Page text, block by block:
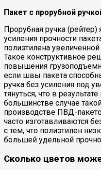
Пакет с прорубной
Прорубная ручка
усиления прочности
полиэтилена
Такое конструктивное
повышения
если швы пакета
ручка без усиления под
тянуться, что в
большинстве случае
производстве ПВД-
часто изготавливаются
с тем, что полиэтилен
большей удельной
Сколько цветов